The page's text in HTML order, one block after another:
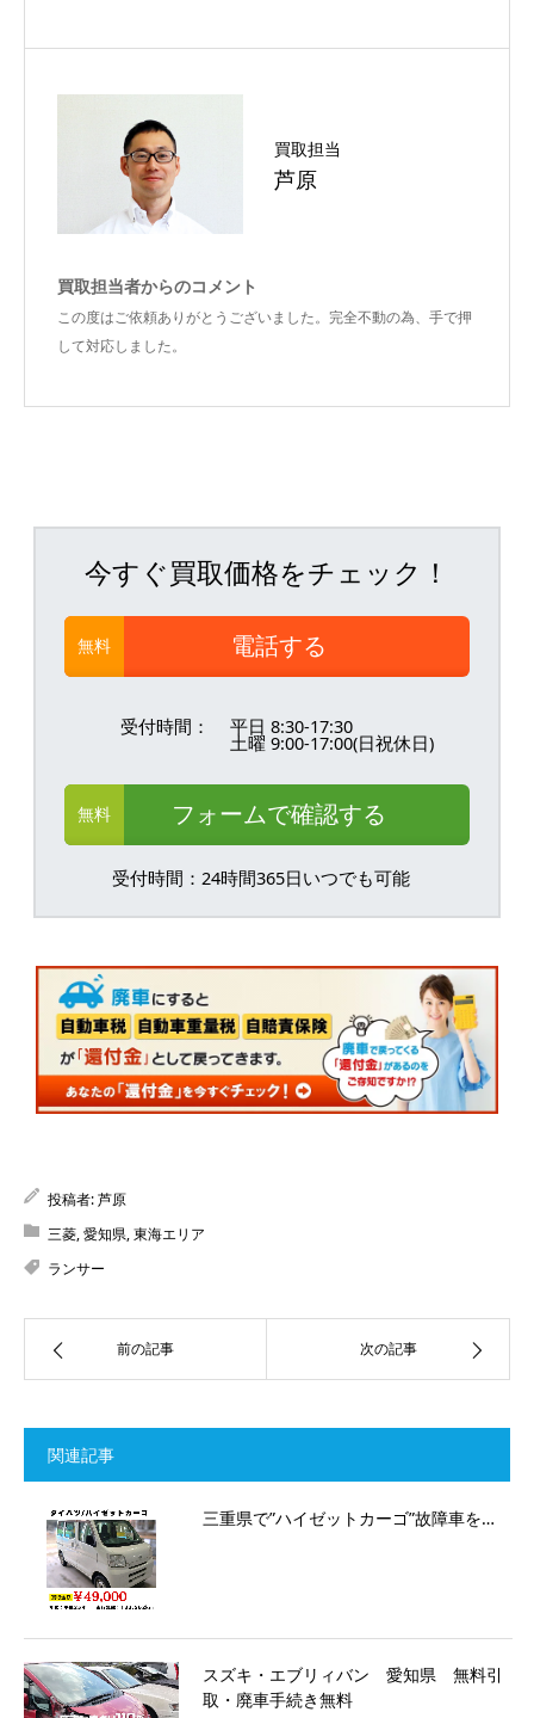
買取担当
芦原
買取担当者からのコメント
この度はご依頼ありがとうございました。完全不動の為、手で押
して対応しました。
今すぐ買取価格をチェック！
無料 電話する
受付時間： 平日 8:30-17:30
土曜 9:00-17:00(日祝休日)
無料 フォームで確認する
受付時間：24時間365日いつでも可能
投稿者:芦原
三菱,愛知県,東海エリア
ランサー
前の記事 次の記事
関連記事
三重県で”ハイゼットカーゴ”故障車を…
スズキ・エブリィバン 愛知県 無料引
取・廃車手続き無料